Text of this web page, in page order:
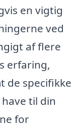
en vigtig
ved
af flere
erfaring,
de specifikke
til din
for